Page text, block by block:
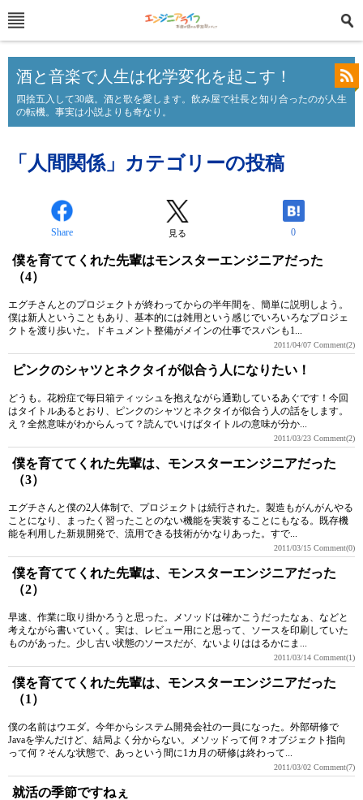
酒と音楽で人生は化学変化を起こす！
四捨五入して30歳。酒と歌を愛します。飲み屋で社長と知り合ったのが人生
の転機。事実は小説よりも奇なり。
「人間関係」カテゴリーの投稿
Share 見る 0
僕を育ててくれた先輩はモンスターエンジニアだった
（4）
エグチさんとのプロジェクトが終わってからの半年間を、簡単に説明しよう。
僕は新人ということもあり、基本的には雑用という感じでいろいろなプロジェ
クトを渡り歩いた。ドキュメント整備がメインの仕事でスパンも1...
2011/04/07 Comment(2)
ピンクのシャツとネクタイが似合う人になりたい！
どうも。花粉症で毎日箱ティッシュを抱えながら通勤しているあぐです！今回
はタイトルあるとおり、ピンクのシャツとネクタイが似合う人の話をします。
え？全然意味がわからんって？読んでいけばタイトルの意味が分か...
2011/03/23 Comment(2)
僕を育ててくれた先輩は、モンスターエンジニアだった
（3）
エグチさんと僕の2人体制で、プロジェクトは続行された。製造もがんがんやる
ことになり、まったく習ったことのない機能を実装することにもなる。既存機
能を利用した新規開発で、流用できる技術がかなりあった。すで...
2011/03/15 Comment(0)
僕を育ててくれた先輩は、モンスターエンジニアだった
（2）
早速、作業に取り掛かろうと思った。メソッドは確かこうだったなぁ、などと
考えながら書いていく。実は、レビュー用にと思って、ソースを印刷していた
ものがあった。少し古い状態のソースだが、ないよりははるかにま...
2011/03/14 Comment(1)
僕を育ててくれた先輩は、モンスターエンジニアだった
（1）
僕の名前はウエダ。今年からシステム開発会社の一員になった。外部研修で
Javaを学んだけど、結局よく分からない。メソッドって何？オブジェクト指向
って何？そんな状態で、あっという間に1カ月の研修は終わって...
2011/03/02 Comment(7)
就活の季節ですねぇ